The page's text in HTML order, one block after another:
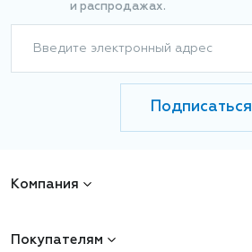
и распродажах.
Введите электронный адрес
Подписаться
Компания
Покупателям